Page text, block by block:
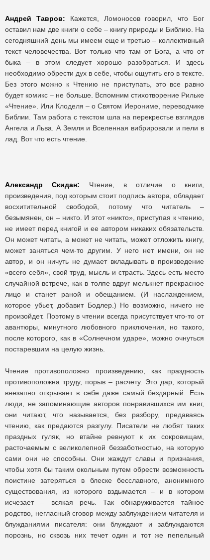
Андрей Тавров: Кажется, Ломоносов говорил, что Бог
оставил нам две книги о себе – книгу природы и Библию. На
сегодняшний день мы имеем еще и третью – коллективный
текст человечества. Вот только что там от Бога, а что от
быка – в этом следует хорошо разобраться. И здесь
необходимо обрести дух в себе, чтобы ощутить его в тексте.
Без этого можно к Чтению не приступать, это все равно
будет комикс – не больше. Вспомним стихотворение Рильке
«Чтение». Или Клоделя – о Святом Иерониме, переводчике
Библии. Там работа с текстом шла на перекрестье взглядов
Ангела и Льва. А Земля и Вселенная вибрировали и пели в
лад. Вот что есть чтение.
Александр Скидан: Чтение, в отличие о книги,
произведения, под которым стоит подпись автора, обладает
восхитительной свободой, потому что читатель –
безымянен, он – никто. И этот «никто», приступая к чтению,
не имеет перед книгой и ее автором никаких обязательств.
Он может читать, а может не читать, может отложить книгу,
может заняться чем-то другим. У него нет имени, он не
автор, и он ничуть не думает вкладывать в произведение
«всего себя», свой труд, мысль и страсть. Здесь есть место
случайной встрече, как в толпе вдруг мелькнет прекрасное
лицо и станет раной и обещанием. (И наслаждением,
которое убьет, добавит Бодлер.) Но возможно, ничего не
произойдет. Поэтому в чтении всегда присутствует что-то от
авантюры, минутного любовного приключения, но такого,
после которого, как в «Солнечном ударе», можно очнуться
постаревшим на целую жизнь.
Чтение противоположно произведению, как праздность
противоположна труду, порыв – расчету. Это дар, который
внезапно открывает в себе даже самый бездарный. Есть
люди, не запоминающие авторов понравившихся им книг,
они читают, что называется, без разбору, предаваясь
чтению, как предаются разгулу. Писатели не любят таких
праздных гуляк, но втайне ревнуют к их сокровищам,
расточаемым с великолепной беззаботностью, на которую
сами они не способны. Они жаждут славы и признания,
чтобы хотя бы таким окольным путем обрести возможность
поистине затеряться в блеске бесславного, анонимного
существования, из которого вздымается – и в котором
исчезает – всякая речь. Так обнаруживается тайное
родство, негласный сговор между заблуждением читателя и
блужданиями писателя: они блуждают и заблуждаются
порознь, но сквозь них течет один и тот же пепельный